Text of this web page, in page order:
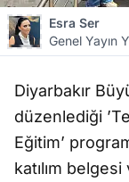
Esra Ser
Genel Yayın
Diyarbakır
düzenlediği
Eğitim’
katılım